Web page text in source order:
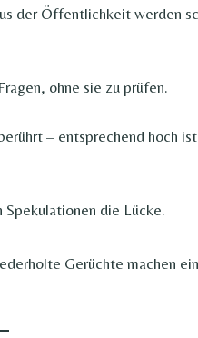
der Öffentlichkeit werden
ohne sie zu prüfen.
– entsprechend hoch
die Lücke.
Gerüchte machen